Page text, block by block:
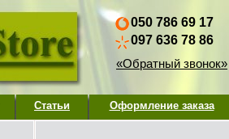
050 786 69 17
097 636 78 86
«Обратный звонок»
Статьи Оформление заказа